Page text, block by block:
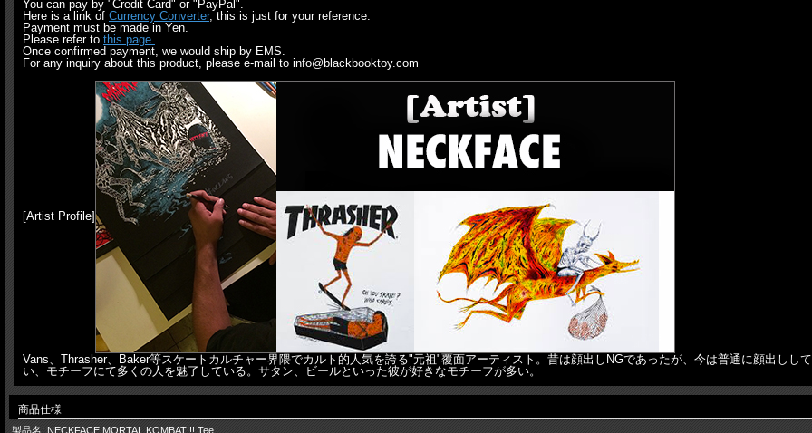
You can pay by "Credit Card" or "PayPal".
Here is a link of Currency Converter, this is just for your reference.
Payment must be made in Yen.
Please refer to this page.
Once confirmed payment, we would ship by EMS.
For any inquiry about this product, please e-mail to info@blackbooktoy.com
[Artist Profile]
Vans、Thrasher、Baker等スケートカルチャー界隈でカルト的人気を誇る"元祖"覆面アーティスト。昔は顔出しNGであったが、今は普通に顔出しし
い、モチーフにて多くの人を魅了している。サタン、ビールといった彼が好きなモチーフが多い。
商品仕様
製品名: NECKFACE:MORTAL KOMBAT!!! Tee